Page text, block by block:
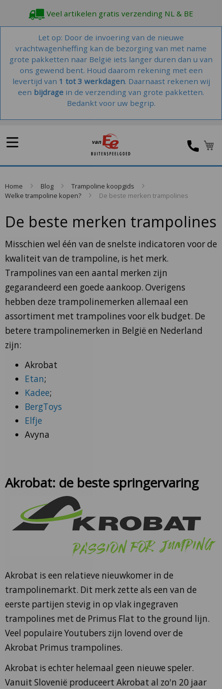
Veel artikelen gratis verzending NL & BE
Let op: Door de invoering van de nieuwe
vrachtwagenheffing kan de bezorging van met name
grote pakketten naar België iets langer duren dan u van
ons gewend bent. Houd daarom rekening met een
levertijd van 1 tot 3 werkdagen. Daarnaast rekenen wij
een bijdrage in de verzending van grote pakketten.
Bedankt voor uw begrip.
Home Blog
Trampoline koopgids
Welke trampoline kopen?
De beste merken trampolines
De beste merken trampolines
Misschien wel één van de snelste indicatoren voor de
kwaliteit van de trampoline, is het merk.
Trampolines van een aantal merken zijn
gegarandeerd een goede aankoop. Overigens
hebben deze trampolinemerken allemaal een
assortiment met trampolines voor elk budget. De
betere trampolinemerken in België en Nederland
zijn:
Akrobat
Etan;
Kadee;
BergToys
Elfje
Avyna
Akrobat: de beste springervaring
Akrobat is een relatieve nieuwkomer in de
trampolinemarkt. Dit merk zette als een van de
eerste partijen stevig in op vlak ingegraven
trampolines met de Primus Flat to the ground lijn.
Veel populaire Youtubers zijn lovend over de
Akrobat Primus trampolines.
Akrobat is echter helemaal geen nieuwe speler.
Vanuit Slovenië produceert Akrobat al zo'n 20 jaar